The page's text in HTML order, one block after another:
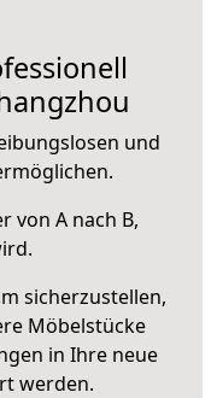
und
von A nach B,
sicherzustellen,
Möbelstücke
in Ihre neue
werden.